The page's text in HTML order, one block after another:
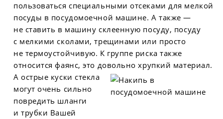
пользоваться специальными отсеками для мелкой
посуды в посудомоечной машине. А также —
не ставить в машину склеенную посуду, посуду
с мелкими сколами, трещинами или просто
не термоустойчивую. К группе риска также
относится фаянс, это довольно хрупкий материал.
А острые куски стекла
могут очень сильно
повредить шланги
и трубки Вашей